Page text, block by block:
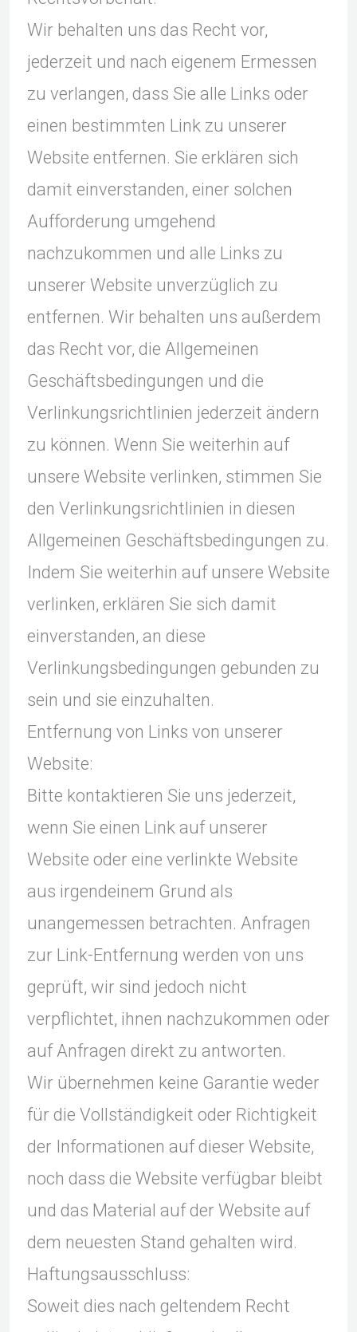
Wir behalten uns das Recht vor,
jederzeit und nach eigenem Ermessen
zu verlangen, dass Sie alle Links oder
einen bestimmten Link zu unserer
Website entfernen. Sie erklären sich
damit einverstanden, einer solchen
Aufforderung umgehend
nachzukommen und alle Links zu
unserer Website unverzüglich zu
entfernen. Wir behalten uns außerdem
das Recht vor, die Allgemeinen
Geschäftsbedingungen und die
Verlinkungsrichtlinien jederzeit ändern
zu können. Wenn Sie weiterhin auf
unsere Website verlinken, stimmen Sie
den Verlinkungsrichtlinien in diesen
Allgemeinen Geschäftsbedingungen zu.
Indem Sie weiterhin auf unsere Website
verlinken, erklären Sie sich damit
einverstanden, an diese
Verlinkungsbedingungen gebunden zu
sein und sie einzuhalten.
Entfernung von Links von unserer
Website:
Bitte kontaktieren Sie uns jederzeit,
wenn Sie einen Link auf unserer
Website oder eine verlinkte Website
aus irgendeinem Grund als
unangemessen betrachten. Anfragen
zur Link-Entfernung werden von uns
geprüft, wir sind jedoch nicht
verpflichtet, ihnen nachzukommen oder
auf Anfragen direkt zu antworten.
Wir übernehmen keine Garantie weder
für die Vollständigkeit oder Richtigkeit
der Informationen auf dieser Website,
noch dass die Website verfügbar bleibt
und das Material auf der Website auf
dem neuesten Stand gehalten wird.
Haftungsausschluss:
Soweit dies nach geltendem Recht